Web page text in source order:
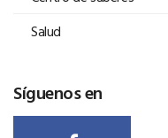
Salud
Síguenos en